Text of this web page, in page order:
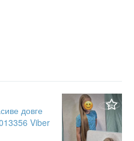
довге
Viber